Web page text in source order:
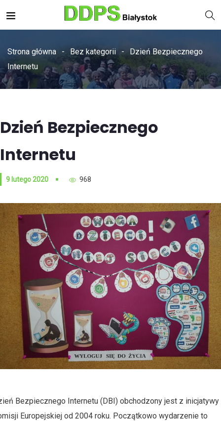
Strona główna Bez kategorii
Dzień Bezpiecznego
Internetu
Dzień Bezpiecznego
Internetu
9 lutego 2020 968
Bezpiecznego Internetu (DBI) obchodzony jest z inicjatywy
Europejskiej od 2004 roku. Początkowo wydarzenie to